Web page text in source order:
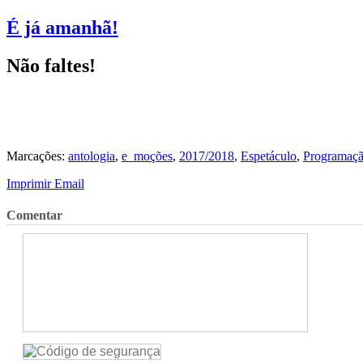
É já amanhã!
Não faltes!
Marcações: antologia, e_moções, 2017/2018, Espetáculo,
ImprimirEmail
Comentar